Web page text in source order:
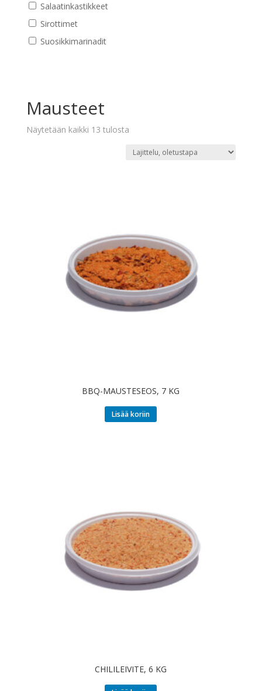
Mausteet
Näytetään kaikki 13 tulosta
BBQ-MAUSTESEOS, 7 KG
Lisää koriin
CHILILEIVITE, 6 KG
Salaatinkastikkeet
Sirottimet
Suosikkimarinadit